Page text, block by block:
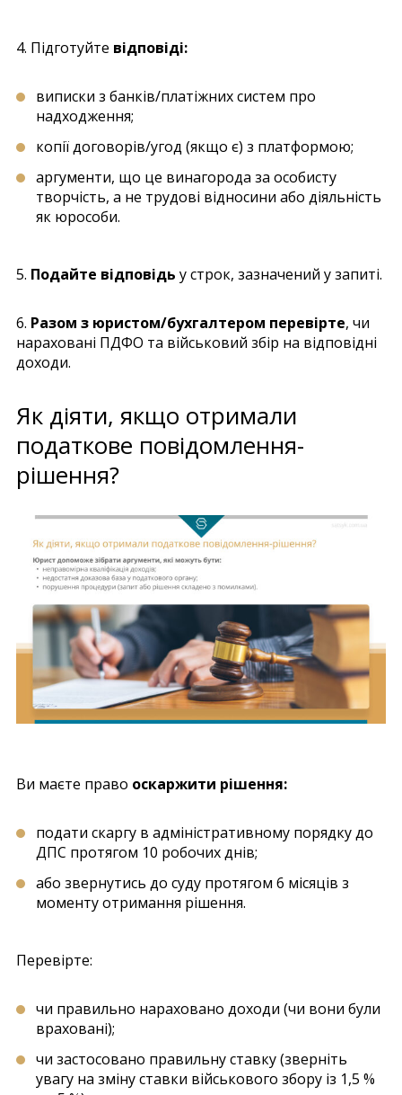
4. Підготуйте відповіді:
виписки з банків/платіжних систем про
надходження;
копії договорів/угод (якщо є) з платформою;
аргументи, що це винагорода за особисту
творчість, а не трудові відносини або діяльність
як юрособи.
5. Подайте відповідь у строк, зазначений у запиті.
6. Разом з юристом/бухгалтером перевірте, чи
нараховані ПДФО та військовий збір на відповідні
доходи.
Як діяти, якщо отримали
податкове повідомлення-
рішення?
Ви маєте право оскаржити рішення:
подати скаргу в адміністративному порядку до
ДПС протягом 10 робочих днів;
або звернутись до суду протягом 6 місяців з
моменту отримання рішення.
Перевірте:
чи правильно нараховано доходи (чи вони були
враховані);
чи застосовано правильну ставку (зверніть
увагу на зміну ставки військового збору із 1,5 %